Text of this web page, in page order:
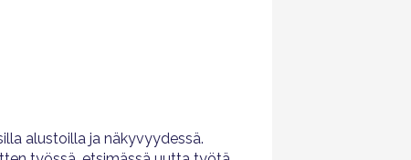
alustoilla ja näkyvyydessä.